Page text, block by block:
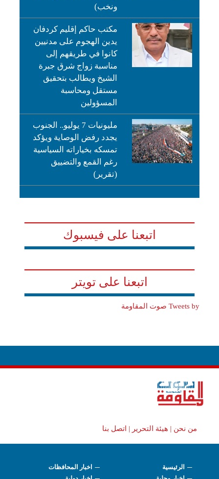
ونخب)
مكتب حاكم إقليم كردفان
يدين الهجوم على مدنيين
كانوا في طريقهم إلى
مناسبة زواج شرق جبرة
الشيخ ويطالب بتحقيق
مستقل ومحاسبة
المسؤولين
مليونيات 7 يوليو.. الجنوب
يجدد رفض الوصاية ويؤكد
تمسكه بخياراته السياسية
رغم القمع والتضييق
(تقرير)
اتبعنا على فيسبوك
اتبعنا على تويتر
Tweets by صوت المقاومة
من نحن | هيئة التحرير | اتصل بنا
الرئيسية
اخبار المحافظات